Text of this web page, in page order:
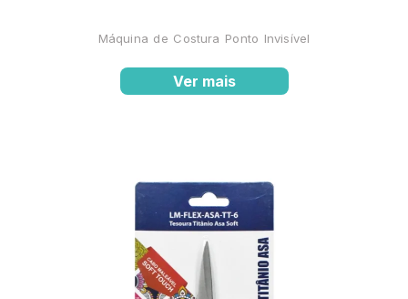
Máquina de Costura Ponto Invisível
Ver mais